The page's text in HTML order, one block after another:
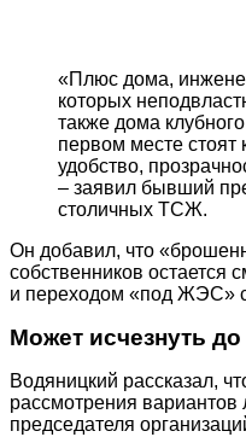
«Плюс дома,
которых
также дома
первом месте стоят
удобство,
– заявил бывший
столичных ТСЖ.
Он добавил, что
собственников остается
и переходом «под ЖЭС»
Может исчезнуть
Водяницкий рассказал,
рассмотрения
председателя